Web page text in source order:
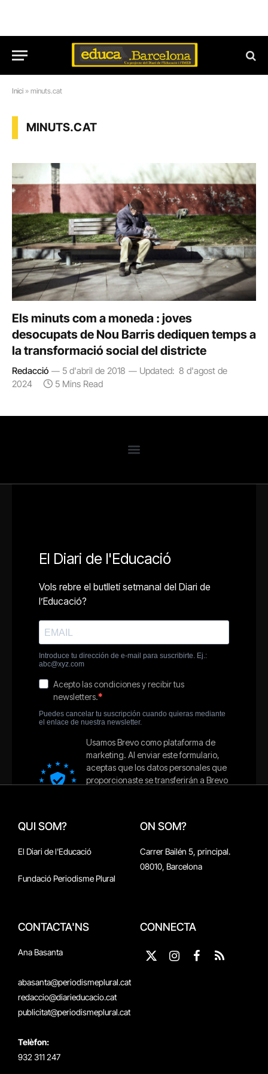
Inici » minuts.cat
MINUTS.CAT
Els minuts com a moneda : joves
desocupats de Nou Barris dediquen temps a
la transformació social del districte
Redacció 5 d'abril de 2018 Updated: 8 d'agost de
2024
5 Mins Read
QUI SOM?
El Diari de l'Educació
Fundació Periodisme Plural
ON SOM?
Carrer Bailén 5, principal.
08010, Barcelona
CONTACTA'NS
Ana Basanta
abasanta@periodismeplural.cat
redaccio@diarieducacio.cat
publicitat@periodismeplural.cat
Telèfon:
932 311 247
CONNECTA
X
InstagramFacebook
RSS